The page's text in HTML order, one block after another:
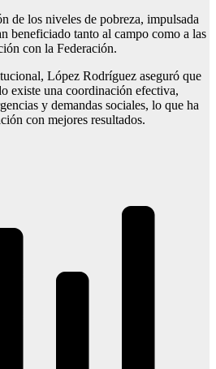
de los niveles de pobreza, impulsada
beneficiado tanto al campo como a las
con la Federación.
López Rodríguez aseguró que
existe una coordinación efectiva,
y demandas sociales, lo que ha
con mejores resultados.